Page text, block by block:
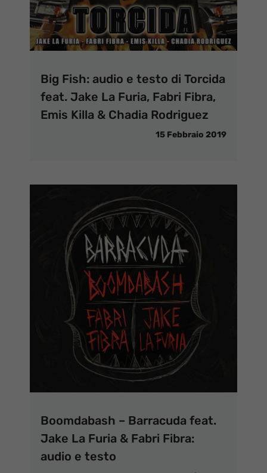
Big Fish: audio e testo di Torcida
feat. Jake La Furia, Fabri Fibra,
Emis Killa & Chadia Rodriguez
15 Febbraio 2019
Boomdabash – Barracuda feat.
Jake La Furia & Fabri Fibra:
audio e testo